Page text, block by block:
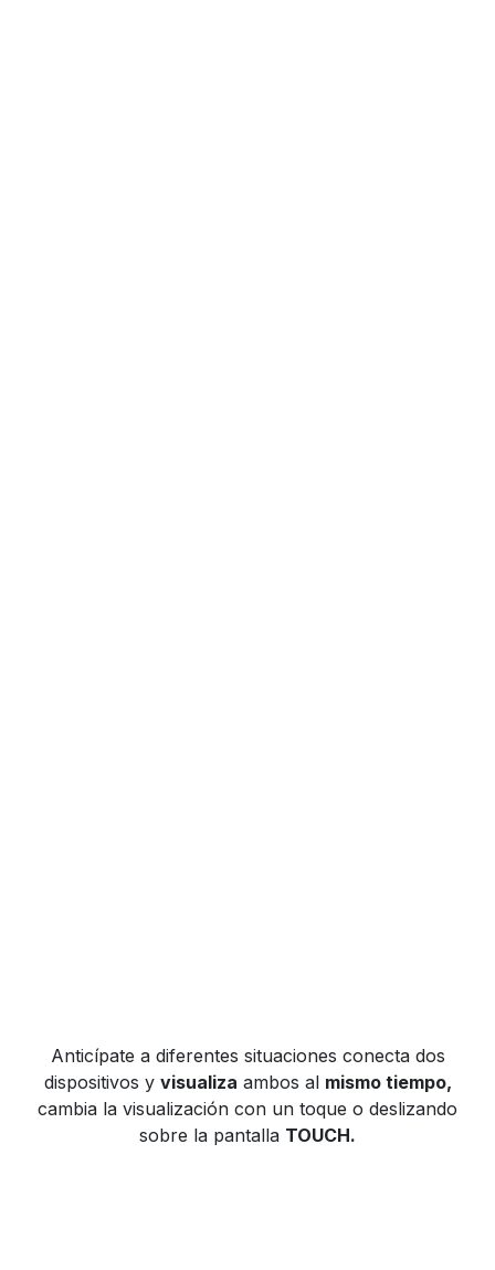
Anticípate a diferentes situaciones conecta dos
dispositivos y visualiza ambos al mismo tiempo,
cambia la visualización con un toque o deslizando
sobre la pantalla TOUCH.